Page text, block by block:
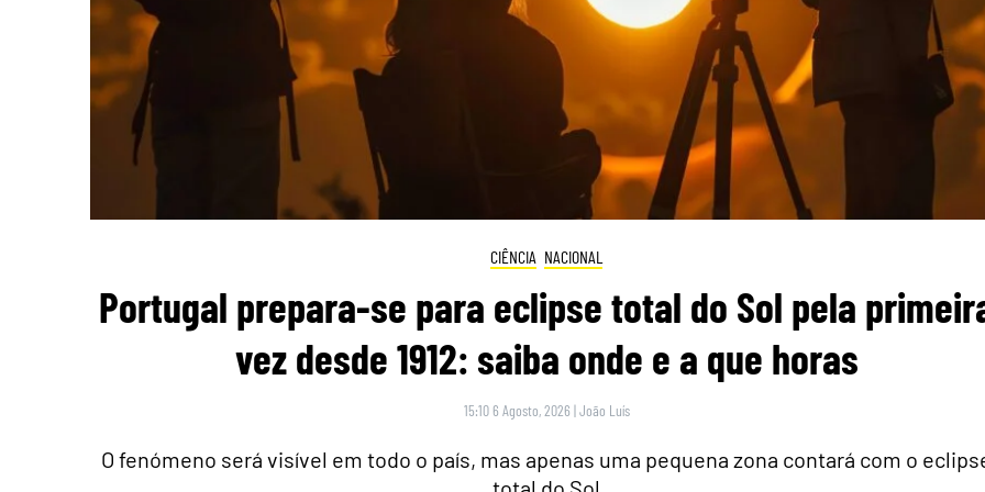
CIÊNCIA NACIONAL
Portugal prepara-se para eclipse total do Sol pela
vez desde 1912: saiba onde e a que horas
15:10 6 Agosto, 2026 |João Luís
O fenómeno será visível em todo o país, mas apenas uma pequena zona contará com o